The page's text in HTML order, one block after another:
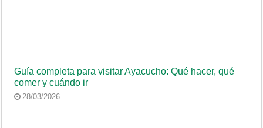
Guía completa para visitar Ayacucho: Qué hacer, qué
comer y cuándo ir
28/03/2026